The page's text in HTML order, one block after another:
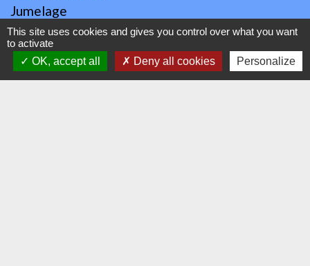
Jumelage
Orvitis
Habellis
Académie de Dijon
This site uses cookies and gives you control over what you want
to activate
OK, accept all
Deny all cookies Personalize